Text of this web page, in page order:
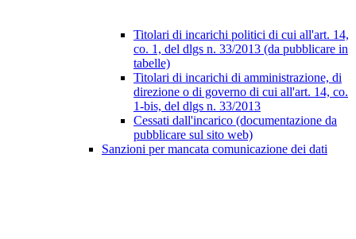
Titolari di incarichi politici di cui all'art. 14,
co. 1, del dlgs n. 33/2013 (da pubblicare in
tabelle)
Titolari di incarichi di amministrazione, di
direzione o di governo di cui all'art. 14, co.
1-bis, del dlgs n. 33/2013
Cessati dall'incarico (documentazione da
pubblicare sul sito web)
Sanzioni per mancata comunicazione dei dati